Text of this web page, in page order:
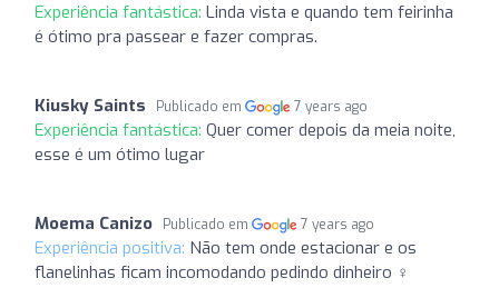
Experiência fantástica: Linda vista e quando tem feirinha
é ótimo pra passear e fazer compras.
Kiusky Saints Publicado em 7 years ago
Experiência fantástica: Quer comer depois da meia noite,
esse é um ótimo lugar
Moema Canizo Publicado em 7 years ago
Experiência positiva: Não tem onde estacionar e os
flanelinhas ficam incomodando pedindo dinheiro ‍♀️